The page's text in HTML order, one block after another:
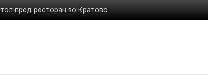
пред ресторан во Кратово